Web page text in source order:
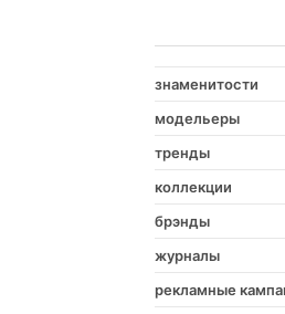
знаменитости
модельеры
тренды
коллекции
брэнды
журналы
рекламные